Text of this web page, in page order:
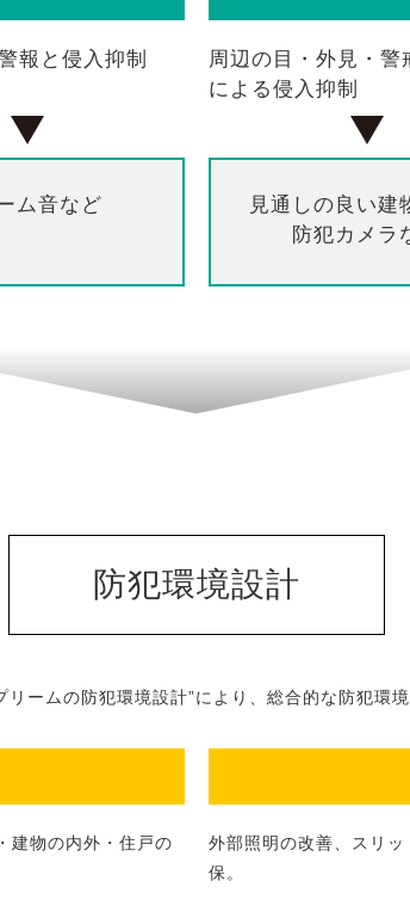
報と侵入抑制
ム音など
周辺の目・外見・警
による侵入抑制
見通しの良い建
防犯カメラ
防犯環境設計
リームの防犯環境設計”により、総合的な防犯環境
建物の内外・住戸の
外部照明の改善、スリ
保。